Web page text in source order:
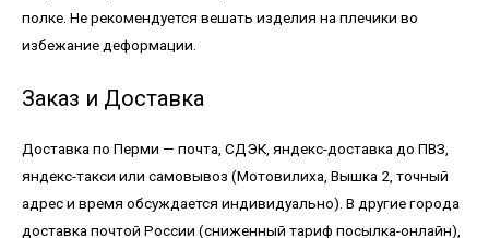
полке. Не рекомендуется вешать изделия на плечики во
избежание деформации.
Заказ и Доставка
Доставка по Перми — почта, СДЭК, яндекс-доставка до ПВЗ,
яндекс-такси или самовывоз (Мотовилиха, Вышка 2, точный
адрес и время обсуждается индивидуально). В другие города
доставка почтой России (сниженный тариф посылка-онлайн),